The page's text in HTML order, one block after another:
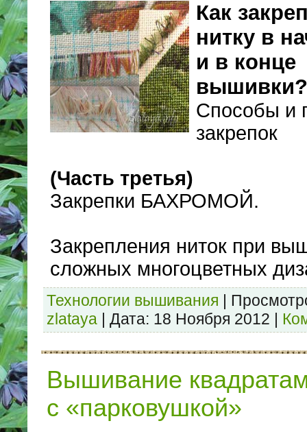
Как
нитку в
и в конце
вышивки?
Способы и
закрепок
(Часть третья)
Закрепки БАХРОМОЙ.
Закрепления ниток при
сложных многоцветных
Технологии вышивания |
zlataya | Дата: 18 Ноября 2012 |
Вышивание
с «парковушкой»